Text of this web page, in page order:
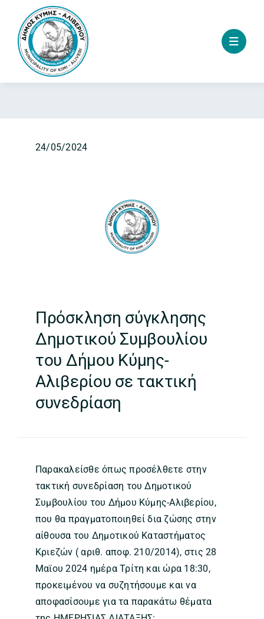
content
24/05/2024
Πρόσκληση σύγκλησης
Δημοτικού Συμβουλίου
του Δήμου Κύμης-
Αλιβερίου σε τακτική
συνεδρίαση
Παρακαλείσθε όπως προσέλθετε στην
τακτική συνεδρίαση του Δημοτικού
Συμβουλίου του Δήμου Κύμης-Αλιβερίου,
που θα πραγματοποιηθεί δια ζώσης στην
αίθουσα του Δημοτικού Καταστήματος
Κριεζών ( αριθ. αποφ. 210/2014), στις 28
Μαϊου 2024 ημέρα Τρίτη και ώρα 18:30,
προκειμένου να συζητήσουμε και να
αποφασίσουμε για τα παρακάτω θέματα